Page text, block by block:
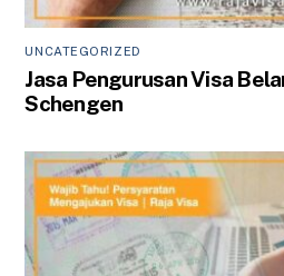
UNCATEGORIZED
Jasa Pengurusan Visa
Schengen